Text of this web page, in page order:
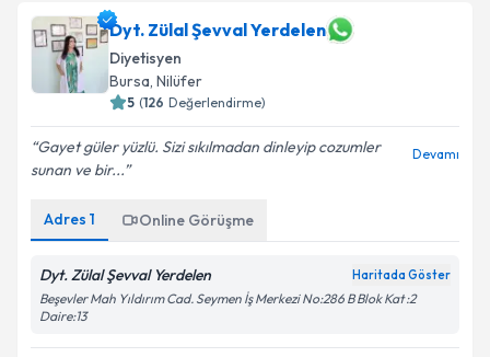
Dyt. Zülal Şevval Yerdelen
Diyetisyen
Bursa, Nilüfer
5 (126 Değerlendirme)
Gayet güler yüzlü. Sizi sıkılmadan dinleyip cozumler
sunan ve bir...
Devamı
Adres 1 Online Görüşme
Dyt. Zülal Şevval Yerdelen Haritada Göster
Beşevler Mah Yıldırım Cad. Seymen İş Merkezi No:286 B Blok Kat :2
Daire:13